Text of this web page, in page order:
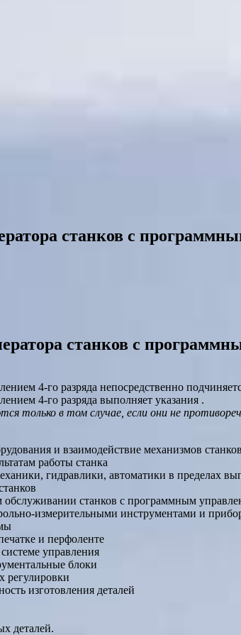
станков с
станков с
4-го разряда непосредственно
4-го разряда выполняет указания .
только в том случае, если они не
и взаимодействие механизмов
работы станка
гидравлики, автоматики в пределах
станков с программным
измерительными инструментами и
и перфоленте
управления
блоки
регулировки
изготовления деталей
деталей.